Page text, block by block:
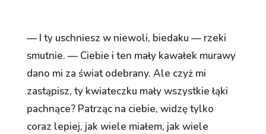
— I ty uschniesz w niewoli, biedaku — rzeki
smutnie. — Ciebie i ten mały kawałek murawy
dano mi za świat odebrany. Ale czyż mi
zastąpisz, ty kwiateczku mały wszystkie łąki
pachnące? Patrząc na ciebie, widzę tylko
coraz lepiej, jak wiele miałem, jak wiele